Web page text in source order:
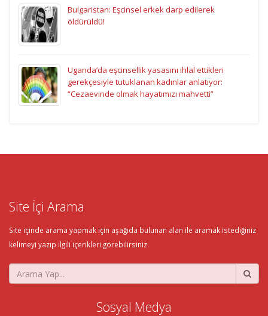
Bulgaristan: Eşcinsel erkek darp edilerek
öldürüldü!
Uganda’da eşcinsellik yasasını ihlal ettikleri
gerekçesiyle tutuklanan kadınlar anlatıyor:
“Cezaevinde olmak hayatımızı mahvetti”
Site İçi Arama
Site içinde arama yapmak için aşağıda bulunan alan ile aramak istediğiniz
kelimeyi yazıp ilgili içerikleri görebilirsiniz.
Sosyal Medya